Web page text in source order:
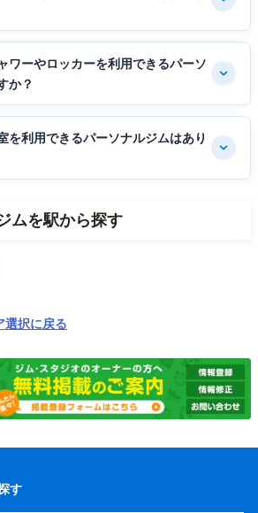
ワーやロッカーを利用できるパーソ
か？
を利用できるパーソナルジムはあり
ムを駅から探す
選択に戻る
す